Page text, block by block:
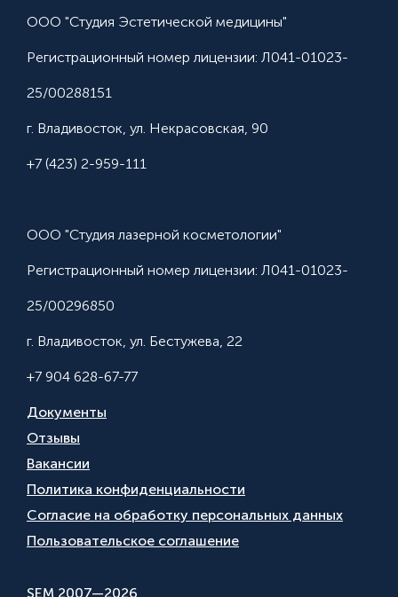
ООО "Студия Эстетической медицины"
Регистрационный номер лицензии: Л041-01023-
25/00288151
г. Владивосток, ул. Некрасовская, 90
+7 (423) 2-959-111
ООО "Студия лазерной косметологии"
Регистрационный номер лицензии: Л041-01023-
25/00296850
г. Владивосток, ул. Бестужева, 22
+7 904 628-67-77
Документы
Отзывы
Вакансии
Политика конфиденциальности
Согласие на обработку персональных данных
Пользовательское соглашение
SEM 2007—2026